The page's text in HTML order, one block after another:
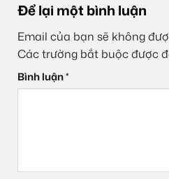
Để lại một bình luận
Email của bạn sẽ không
Các trường bắt buộc được
Bình luận*